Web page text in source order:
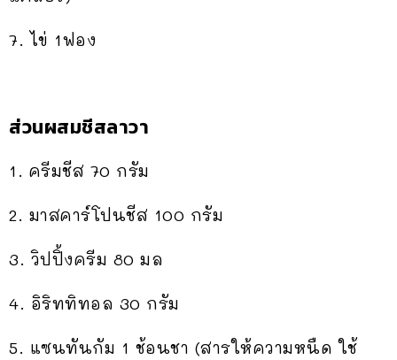
7. ไข่ 1ฟอง
ส่วนผสมชีสลาวา
1. ครีมชีส 70 กรัม
2. มาสคาร์โปนชีส 100 กรัม
3. วิปปิ้งครีม 80 มล
4. อิริททิทอล 30 กรัม
5. แซนทันกัม 1 ช้อนชา (สารให้ความหนืด ใช้